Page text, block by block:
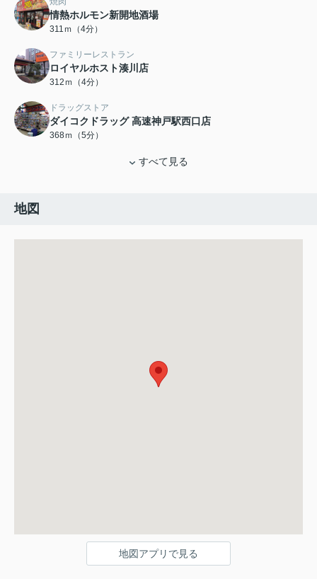
情熱ホルモン新開地酒場
311ｍ（4分）
ファミリーレストラン
ロイヤルホスト湊川店
312ｍ（4分）
ドラッグストア
ダイコクドラッグ 高速神戸駅西口店
368ｍ（5分）
すべて見る
地図
地図アプリで見る